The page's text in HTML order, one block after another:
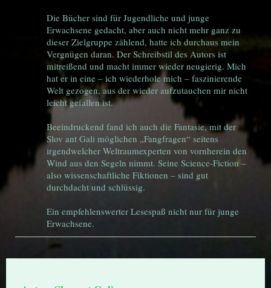
Die Bücher sind für Jugendliche und junge
Erwachsene gedacht, aber auch nicht mehr ganz zu
dieser Zielgruppe zählend, hatte ich durchaus mein
Vergnügen daran. Der Schreibstil des Autors ist
mitreißend und macht immer wieder neugierig. Mich
hat er in eine – ich wiederhole mich – faszinierende
Welt gezogen, aus der wieder aufzutauchen mir nicht
leicht gefallen ist.
Beeindruckend fand ich auch die Fantasie, mit der
Slov ant Gali möglichen „Fangfragen“ seitens
irgendwelcher Weltraumexperten von vornherein den
Wind aus den Segeln nimmt. Seine Science-Fiction –
also wissenschaftliche Fiktionen – sind gut
durchdacht und schlüssig.
Ein empfehlenswerter Lesespaß nicht nur für junge
Erwachsene.